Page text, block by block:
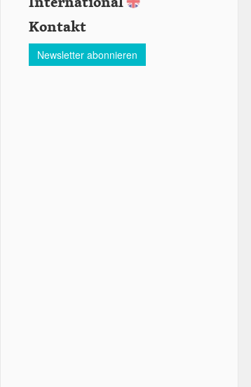
Kontakt
Newsletter abonnieren